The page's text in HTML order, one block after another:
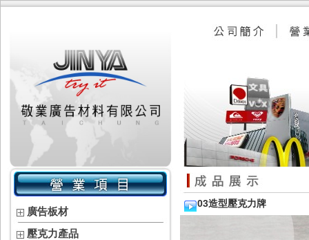
廣告板材
壓克力產品
03造型壓克力牌